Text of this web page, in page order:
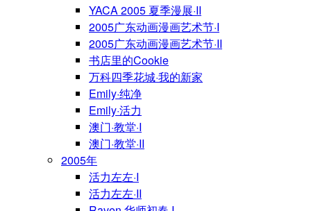
YACA 2005 夏季漫展·II
2005广东动画漫画艺术节·I
2005广东动画漫画艺术节·II
书店里的Cookie
万科四季花城·我的新家
Emily·纯净
Emily·活力
澳门·教堂·I
澳门·教堂·II
2005年
活力左左·I
活力左左·II